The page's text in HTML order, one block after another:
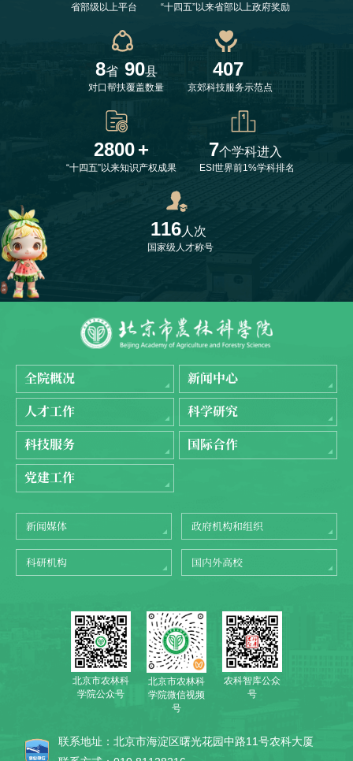
省部级以上平台 “十四五”以来省部以上政府奖励
8省 90县
对口帮扶覆盖数量
407
京郊科技服务示范点
2800 +
“十四五”以来知识产权成果
7个学科进入
ESI世界前1%学科排名
116人次
国家级人才称号
全院概况
新闻中心
人才工作
科学研究
科技服务
国际合作
党建工作
新闻媒体 政府机构和组织
科研机构 国内外高校
北京市农林科
学院公众号
北京市农林科
学院微信视频
号
农科智库公众
号
联系地址：北京市海淀区曙光花园中路11号农科大厦